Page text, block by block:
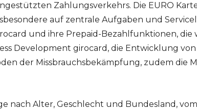
Zahlungsverkehrs. Die EURO
auf zentrale Aufgaben und
und ihre Prepaid-Bezahlfunktionen, die
Development girocard, die Entwicklung
der Missbrauchsbekämpfung, zudem die
nach Alter, Geschlecht und Bundesland, vom